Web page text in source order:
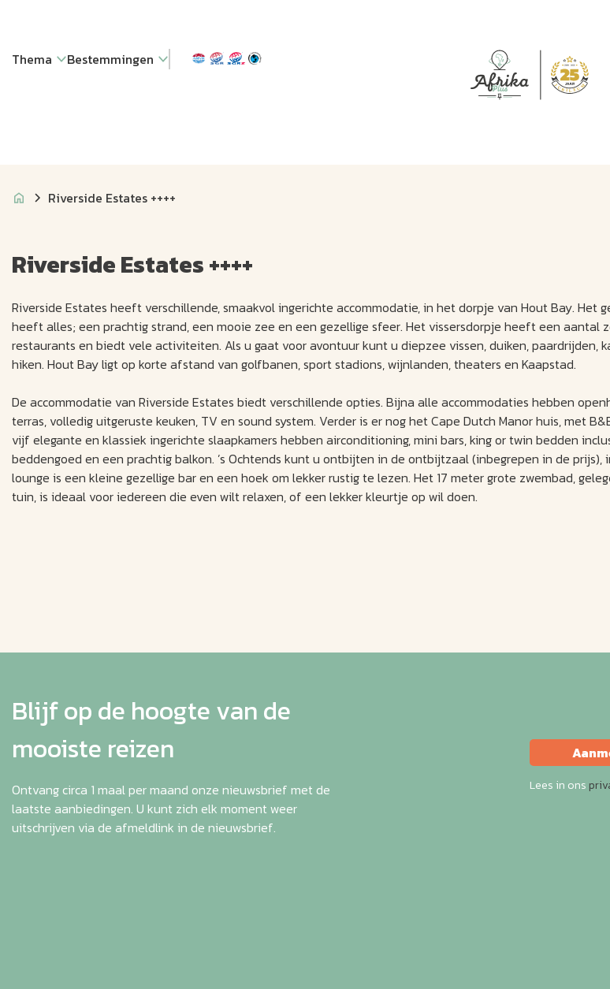
Thema Bestemmingen
JUBIL EUM
Riverside Estates ++++
Riverside Estates ++++
Riverside Estates heeft verschillende, smaakvol ingerichte accommodatie, in het dorpje van Hout Bay. Het
heeft alles; een prachtig strand, een mooie zee en een gezellige sfeer. Het vissersdorpje heeft een aantal
restaurants en biedt vele activiteiten. Als u gaat voor avontuur kunt u diepzee vissen, duiken, paardrijden,
hiken. Hout Bay ligt op korte afstand van golfbanen, sport stadions, wijnlanden, theaters en Kaapstad.
De accommodatie van Riverside Estates biedt verschillende opties. Bijna alle accommodaties hebben
terras, volledig uitgeruste keuken, TV en sound system. Verder is er nog het Cape Dutch Manor huis, met
vijf elegante en klassiek ingerichte slaapkamers hebben airconditioning, mini bars, king or twin bedden
beddengoed en een prachtig balkon. ’s Ochtends kunt u ontbijten in de ontbijtzaal (inbegrepen in de prijs),
lounge is een kleine gezellige bar en een hoek om lekker rustig te lezen. Het 17 meter grote zwembad,
tuin, is ideaal voor iedereen die even wilt relaxen, of een lekker kleurtje op wil doen.
Blijf op de hoogte van de
mooiste reizen
Ontvang circa 1 maal per maand onze nieuwsbrief met de
laatste aanbiedingen. U kunt zich elk moment weer
uitschrijven via de afmeldlink in de nieuwsbrief.
Lees in ons